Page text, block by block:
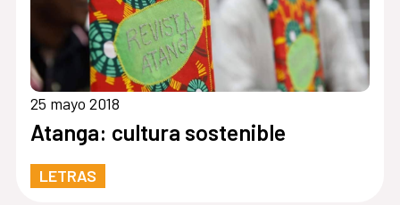
25 mayo 2018
Atanga: cultura sostenible
LETRAS